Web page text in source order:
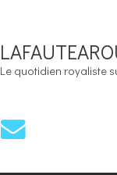
Le quotidien royaliste